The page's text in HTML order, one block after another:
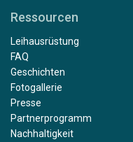
Ressourcen
Leihausrüstung
FAQ
Geschichten
Fotogallerie
Presse
Partnerprogramm
Nachhaltigkeit